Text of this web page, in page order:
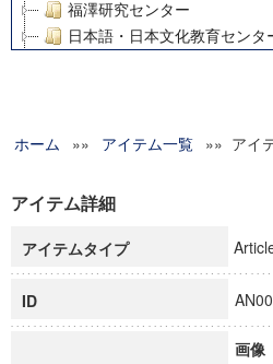
福澤研究センター
日本語・日本文化教育センタ
グローバルリサーチインステ
科学研究費補助金研究成果報
慶應義塾大学グローバル
慶應義塾大学グローバル
博士課程教育リーディング
学術雑誌掲載論文等(8)
ホーム »» アイテム一覧 »» アイ
アイテム詳細
アイテムタイプ
ID
画像